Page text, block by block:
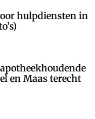
hulpdiensten in
en Maas terecht